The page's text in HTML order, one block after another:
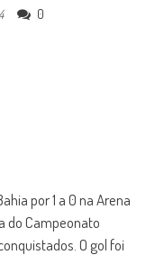
0
por 1 a 0 na Arena
do Campeonato
O gol foi